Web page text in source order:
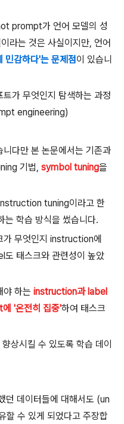
prompt가 언어 모델의 성
라는 것은 사실이지만, 언어
민감하다'는 문제점이 있습니
가 무엇인지 탐색하는 과정
engineering)
다만 본 논문에서는 기존과
기법, symbol tuning을
tuning이라고 한
학습 방식을 썼습니다.
가 무엇인지 instruction에
도 태스크와 관련성이 높았
야 하는 instruction과 label
'온전히 집중'하여 태스크
상시킬 수 있도록 학습 데이
던 데이터들에 대해서도 (un
수 있게 되었다고 주장합